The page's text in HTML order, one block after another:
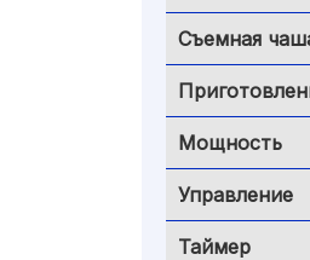
Съемная
Мощность
Управление
Таймер